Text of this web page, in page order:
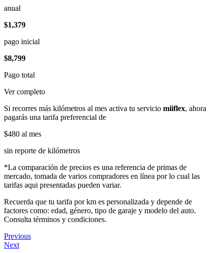
anual
$1,379
pago inicial
$8,799
Pago total
Ver completo
Si recorres más kilómetros al mes activa tu servicio miiflex, ahora
pagarás una tarifa preferencial de
$480 al mes
sin reporte de kilómetros
*La comparación de precios es una referencia de primas de
mercado, tomada de varios compradores en línea por lo cual las
tarifas aqui presentadas pueden variar.
Recuerda que tu tarifa por km es personalizada y depende de
factores como: edad, género, tipo de garaje y modelo del auto.
Consulta términos y condiciones.
Previous
Next